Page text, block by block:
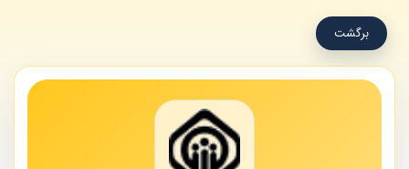
برگشت